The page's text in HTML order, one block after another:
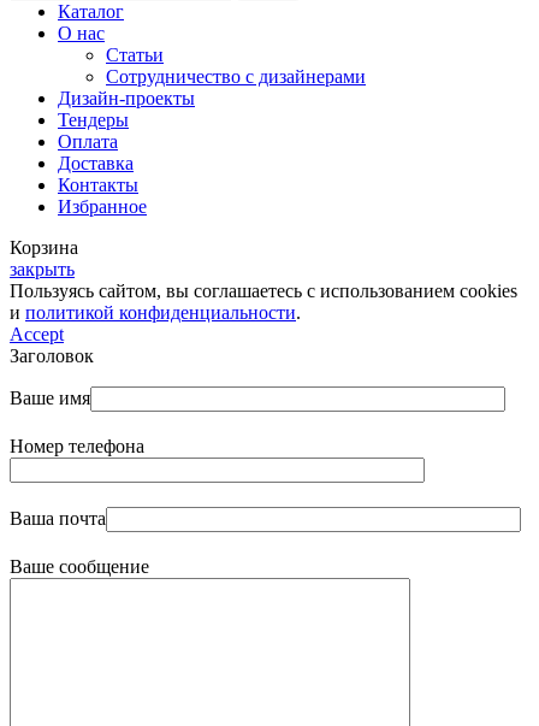
Каталог
О нас
Статьи
Сотрудничество с дизайнерами
Дизайн-проекты
Тендеры
Оплата
Доставка
Контакты
Избранное
Корзина
закрыть
Пользуясь сайтом, вы соглашаетесь с использованием cookies
и политикой конфиденциальности.
Accept
Заголовок
Ваше имя
Номер телефона
Ваша почта
Ваше сообщение